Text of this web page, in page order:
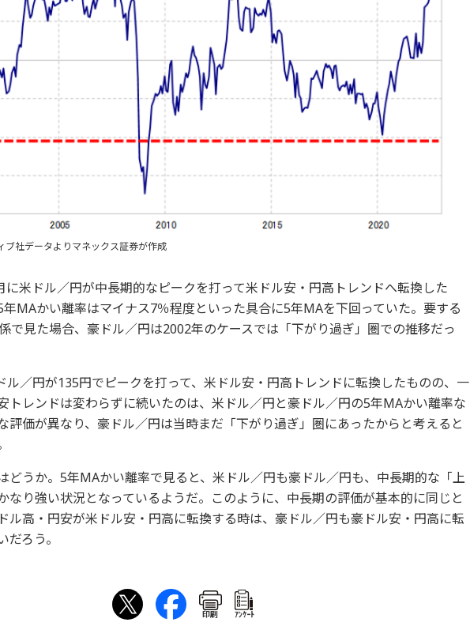
ブ社データよりマネックス証券が作成
に米ドル／円が中長期的なピークを打って米ドル安・円高トレンドへ転換した
MAかい離率はマイナス7％程度といった具合に5年MAを下回っていた。要する
で見た場合、豪ドル／円は2002年のケースでは「下がり過ぎ」圏での推移だっ
ル／円が135円でピークを打って、米ドル安・円高トレンドに転換したものの、一
トレンドは変わらずに続いたのは、米ドル／円と豪ドル／円の5年MAかい離率な
評価が異なり、豪ドル／円は当時まだ「下がり過ぎ」圏にあったからと考えると
どうか。5年MAかい離率で見ると、米ドル／円も豪ドル／円も、中長期的な「上
なり強い状況となっているようだ。このように、中長期の評価が基本的に同じと
ル高・円安が米ドル安・円高に転換する時は、豪ドル／円も豪ドル安・円高に転
ろう。
印刷 ｱﾝｹｰﾄ